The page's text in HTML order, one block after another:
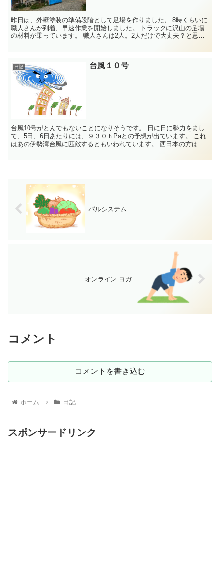
昨日は、外壁塗装の準備段階として足場を作りました。 8時くらいに
職人さんが到着、早速作業を開始しました。 トラックに沢山の足場
の材料が乗っています。 職人さんは2人。2人だけで大丈夫？と思っ
日記 台風１０号
台風10号がとんでもないことになりそうです。 日に日に勢力をまし
て、5日、6日あたりには、９３０ｈPaとの予想が出ています。 これ
はあの伊勢湾台風に匹敵するともいわれています。 西日本の方は注
パルシステム
オンライン ヨガ
コメント
コメントを書き込む
ホーム 日記
スポンサードリンク